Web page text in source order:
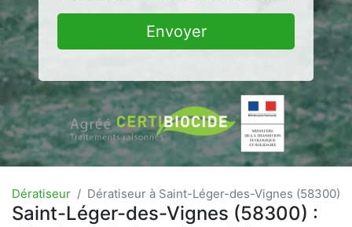
Envoyer
Dératiseur Dératiseur à Saint-Léger-des-Vignes (58300)
Saint-Léger-des-Vignes (58300) :